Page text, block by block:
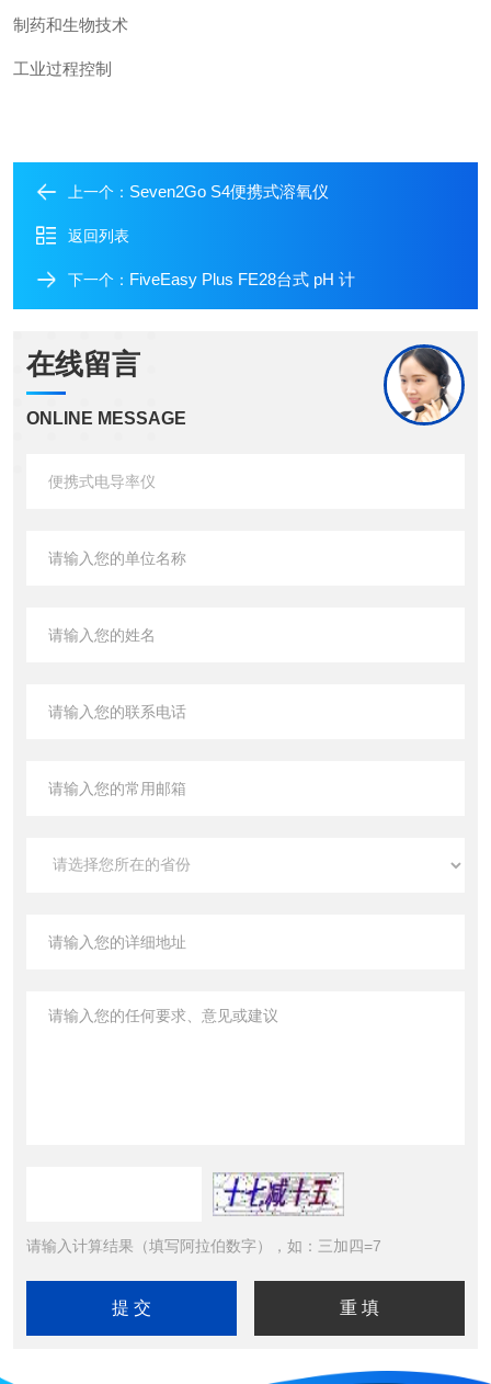
制药和生物技术
工业过程控制
上一个： Seven2Go S4便携式溶氧仪
返回列表
下一个： FiveEasy Plus FE28台式 pH 计
在线留言
ONLINE MESSAGE
请输入计算结果（填写阿拉伯数字），如：三加四=7